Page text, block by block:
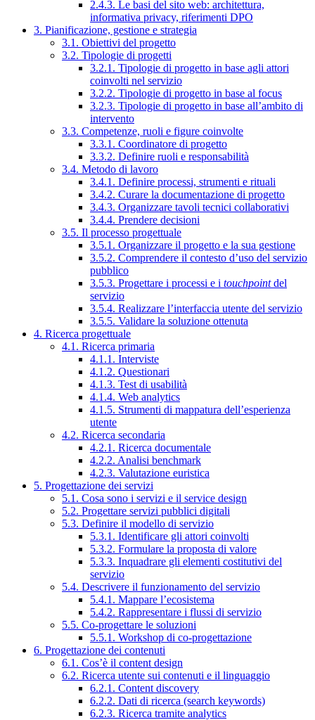
2.4.3. Le basi del sito web: architettura,
informativa privacy, riferimenti DPO
3. Pianificazione, gestione e strategia
3.1. Obiettivi del progetto
3.2. Tipologie di progetti
3.2.1. Tipologie di progetto in base agli attori
coinvolti nel servizio
3.2.2. Tipologie di progetto in base al focus
3.2.3. Tipologie di progetto in base all’ambito di
intervento
3.3. Competenze, ruoli e figure coinvolte
3.3.1. Coordinatore di progetto
3.3.2. Definire ruoli e responsabilità
3.4. Metodo di lavoro
3.4.1. Definire processi, strumenti e rituali
3.4.2. Curare la documentazione di progetto
3.4.3. Organizzare tavoli tecnici collaborativi
3.4.4. Prendere decisioni
3.5. Il processo progettuale
3.5.1. Organizzare il progetto e la sua gestione
3.5.2. Comprendere il contesto d’uso del servizio
pubblico
3.5.3. Progettare i processi e i touchpointdel
servizio
3.5.4. Realizzare l’interfaccia utente del servizio
3.5.5. Validare la soluzione ottenuta
4. Ricerca progettuale
4.1. Ricerca primaria
4.1.1. Interviste
4.1.2. Questionari
4.1.3. Test di usabilità
4.1.4. Web analytics
4.1.5. Strumenti di mappatura dell’esperienza
utente
4.2. Ricerca secondaria
4.2.1. Ricerca documentale
4.2.2. Analisi benchmark
4.2.3. Valutazione euristica
5. Progettazione dei servizi
5.1. Cosa sono i servizi e il service design
5.2. Progettare servizi pubblici digitali
5.3. Definire il modello di servizio
5.3.1. Identificare gli attori coinvolti
5.3.2. Formulare la proposta di valore
5.3.3. Inquadrare gli elementi costitutivi del
servizio
5.4. Descrivere il funzionamento del servizio
5.4.1. Mappare l’ecosistema
5.4.2. Rappresentare i flussi di servizio
5.5. Co-progettare le soluzioni
5.5.1. Workshop di co-progettazione
6. Progettazione dei contenuti
6.1. Cos’è il content design
6.2. Ricerca utente sui contenuti e il linguaggio
6.2.1. Content discovery
6.2.2. Dati di ricerca (search keywords)
6.2.3. Ricerca tramite analytics